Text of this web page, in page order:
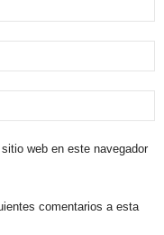
web en este navegador
comentarios a esta